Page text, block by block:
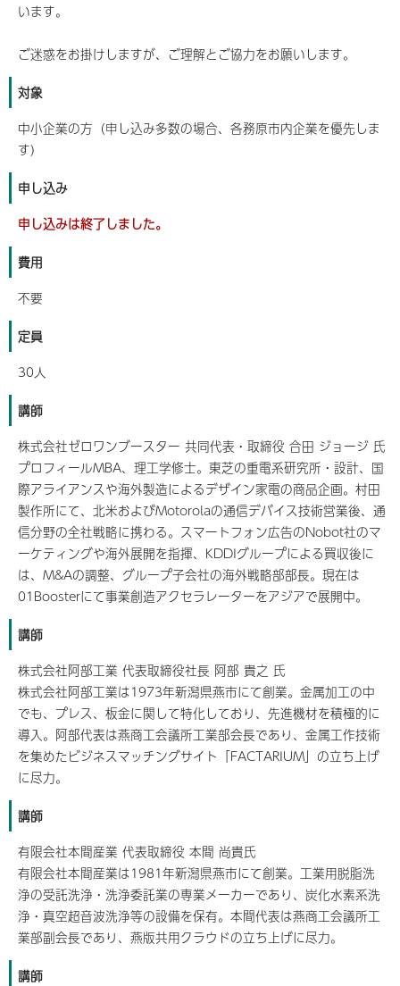
います。
ご迷惑をお掛けしますが、ご理解とご協力をお願いします。
対象
中小企業の方（申し込み多数の場合、各務原市内企業を優先しま
す）
申し込み
申し込みは終了しました。
費用
不要
定員
30人
講師
株式会社ゼロワンブースター 共同代表・取締役 合田 ジョージ 氏
プロフィールMBA、理工学修士。東芝の重電系研究所・設計、国
際アライアンスや海外製造によるデザイン家電の商品企画。村田
製作所にて、北米およびMotorolaの通信デバイス技術営業後、通
信分野の全社戦略に携わる。スマートフォン広告のNobot社のマ
ーケティングや海外展開を指揮、KDDIグループによる買収後に
は、M&Aの調整、グループ子会社の海外戦略部部長。現在は
01Boosterにて事業創造アクセラレーターをアジアで展開中。
講師
株式会社阿部工業 代表取締役社長 阿部 貴之 氏
株式会社阿部工業は1973年新潟県燕市にて創業。金属加工の中
でも、プレス、板金に関して特化しており、先進機材を積極的に
導入。阿部代表は燕商工会議所工業部会長であり、金属工作技術
を集めたビジネスマッチングサイト「FACTARIUM」の立ち上げ
に尽力。
講師
有限会社本間産業 代表取締役 本間 尚貴氏
有限会社本間産業は1981年新潟県燕市にて創業。工業用脱脂洗
浄の受託洗浄・洗浄委託業の専業メーカーであり、炭化水素系洗
浄・真空超音波洗浄等の設備を保有。本間代表は燕商工会議所工
業部副会長であり、燕版共用クラウドの立ち上げに尽力。
講師